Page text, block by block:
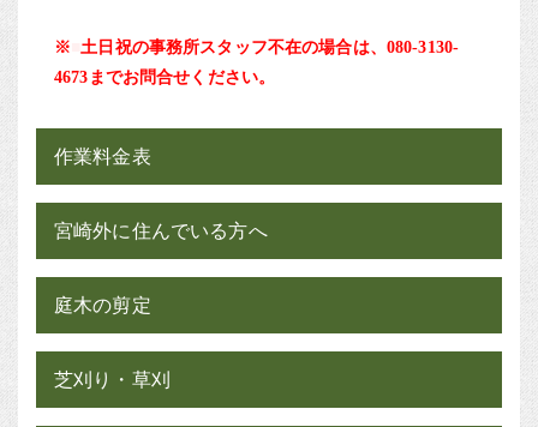
※
土日祝の事務所スタッフ不在の場合は、080-3130-
4673までお問合せください。
作業料金表
宮崎外に住んでいる方へ
庭木の剪定
芝刈り・草刈